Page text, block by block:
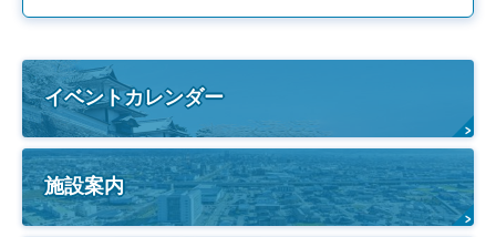
イベントカレンダー
施設案内